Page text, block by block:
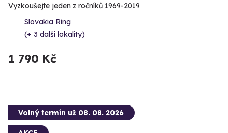
Vyzkoušejte jeden z ročníků 1969-2019
Slovakia Ring
(+ 3 další lokality)
1 790 Kč
Volný termín už 08. 08. 2026